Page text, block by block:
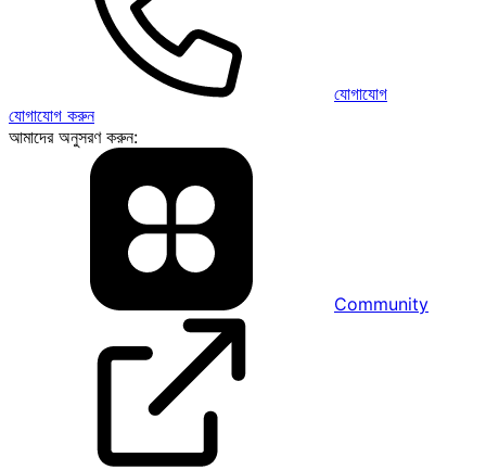
যোগাযোগ
যোগাযোগ করুন
আমাদের অনুসরণ করুন:
Community